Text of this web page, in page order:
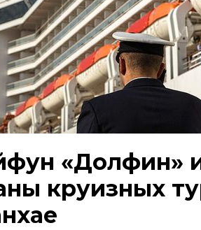
«Долфин»
круизных